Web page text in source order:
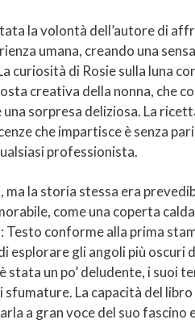
la volontà dell’autore di
umana, creando una
curiosità di Rosie sulla luna
creativa della nonna, che
sorpresa deliziosa. La
che impartisce è senza
professionista.
la storia stessa era
come una coperta
conforme alla prima
gli angoli più oscuri
un po’ deludente, i suoi
sfumature. La capacità del
a gran voce del suo fascino